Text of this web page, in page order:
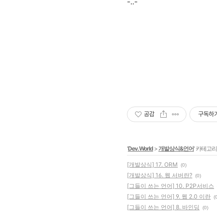
공감 구독하기
'Dev.World >개발상식&언어' 카테고
[개발상식] 17. ORM (0)
[개발상식] 16. 웹 서버란? (0)
[그들이 쓰는 언어] 10. P2P서비스
[그들이 쓰는 언어] 9. 웹 2.0 이란
[그들이 쓰는 언어] 8. 바인딩 (0)